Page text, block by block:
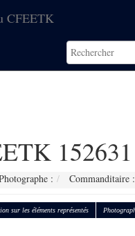
CFEETK
152631
: Commanditaire
sur les éléments représentés